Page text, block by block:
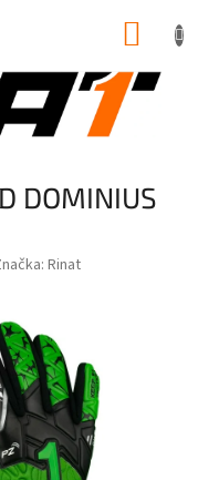
DOMINIUS
Rinat